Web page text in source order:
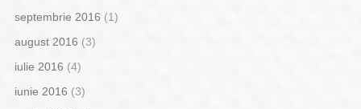
septembrie 2016 (1)
august 2016 (3)
iulie 2016 (4)
iunie 2016 (3)